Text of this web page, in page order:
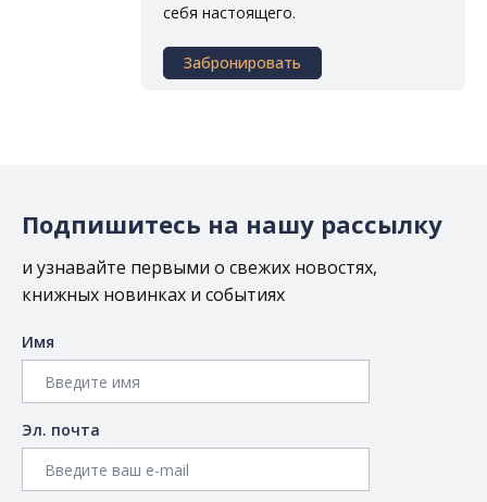
себя настоящего.
Забронировать
Подпишитесь на нашу рассылку
и узнавайте первыми о свежих новостях,
книжных новинках и событиях
Имя
Эл. почта